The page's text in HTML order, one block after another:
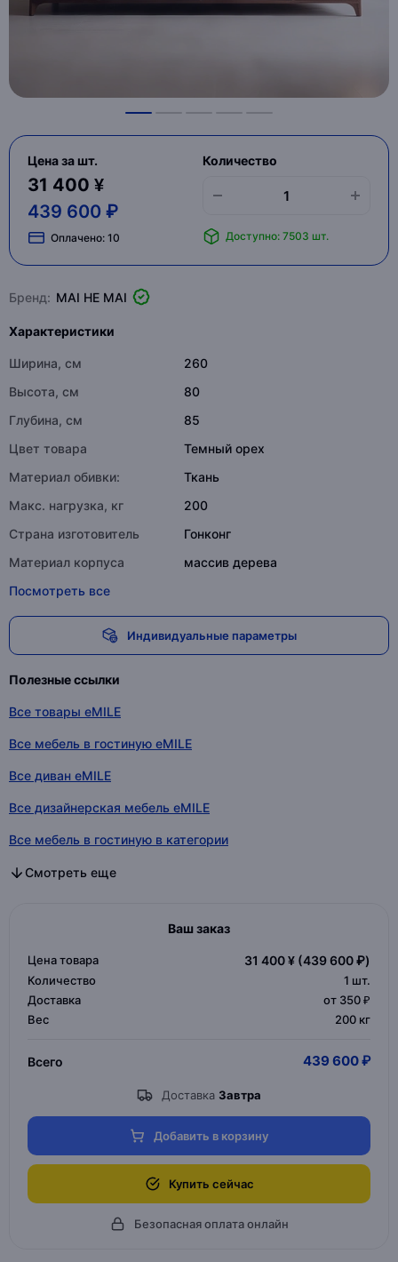
Цена за шт.
31 400 ¥
439 600 ₽
Оплачено: 10
Количество
Доступно: 7503 шт.
Бренд: MAI HE MAI
Характеристики
Ширина, см
260
Высота, см
80
Глубина, см
85
Цвет товара
Темный орех
Материал обивки:
Ткань
Макс. нагрузка, кг
200
Страна изготовитель
Гонконг
Материал корпуса
массив дерева
Посмотреть все
Индивидуальные параметры
Полезные ссылки
Все товары eMILE
Все мебель в гостиную eMILE
Все диван eMILE
Все дизайнерская мебель eMILE
Все мебель в гостиную в категории
Все диван в категории
Все дизайнерская мебель в категории
Смотреть еще
Ваш заказ
Цена товара 31 400 ¥ (439 600 ₽)
Количество 1 шт.
Доставка
от 350 ₽
Вес
200 кг
Всего 439 600 ₽
Доставка Завтра
Добавить в корзину
Купить сейчас
Безопасная оплата онлайн